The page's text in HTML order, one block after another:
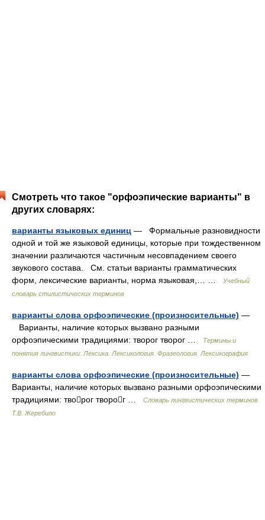
Смотреть что такое "орфоэпические варианты" в
других словарях:
варианты языковых единиц — Формальные разновидности
одной и той же языковой единицы, которые при тождественном
значении различаются частичным несовпадением своего
звукового состава. См. статьи варианты грамматических
форм, лексические варианты, норма языковая,… …
Учебный
словарь стилистических терминов
варианты слова орфоэпические (произносительные) —
Варианты, наличие которых вызвано разными
орфоэпическими традициями: творог творог …
Термины и
понятия лингвистики: Лексика. Лексикология. Фразеология. Лексикография
варианты слова орфоэпические (произносительные) —
Варианты, наличие которых вызвано разными орфоэпическими
традициями: творог творог …
Словарь лингвистических терминов
Т.В. Жеребило